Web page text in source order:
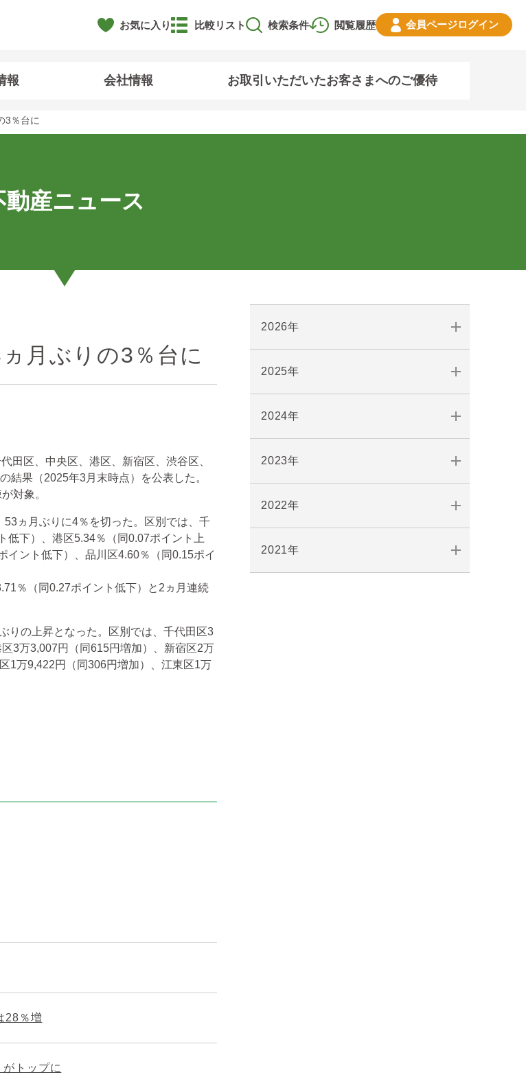
お気に入り 閲覧履歴
比較リスト 検索条件 会員ページログイン
報 会社情報 お取引いただいたお客さまへのご優待
3％台に
動産ニュース
月ぶりの3％台に
田区、中央区、港区、新宿区、渋谷区、
結果（2025年3月末時点）を公表した。
対象。
ヵ月ぶりに4％を切った。区別では、千
低下）、港区5.34％（同0.07ポイント上
イント低下）、品川区4.60％（同0.15ポイ
％（同0.27ポイント低下）と2ヵ月連続
りの上昇となった。区別では、千代田区3
3万3,007円（同615円増加）、新宿区2万
1万9,422円（同306円増加）、江東区1万
28％増
トップに
2026年
2025年
2024年
2023年
2022年
2021年